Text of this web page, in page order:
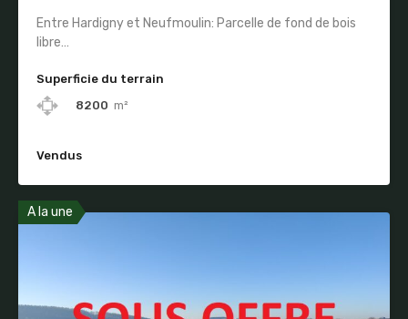
Entre Hardigny et Neufmoulin: Parcelle de fond de bois
libre…
Superficie du terrain
8200 m²
Vendus
A la une